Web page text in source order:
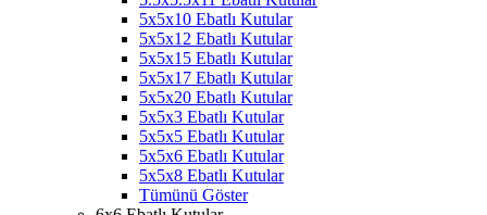
5x5x10 Ebatlı Kutular
5x5x12 Ebatlı Kutular
5x5x15 Ebatlı Kutular
5x5x17 Ebatlı Kutular
5x5x20 Ebatlı Kutular
5x5x3 Ebatlı Kutular
5x5x5 Ebatlı Kutular
5x5x6 Ebatlı Kutular
5x5x8 Ebatlı Kutular
Tümünü Göster